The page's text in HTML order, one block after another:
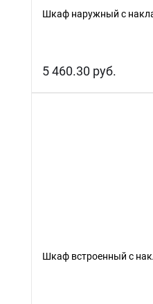
Шкаф наружный с
5 460.30 руб.
Шкаф встроенный с